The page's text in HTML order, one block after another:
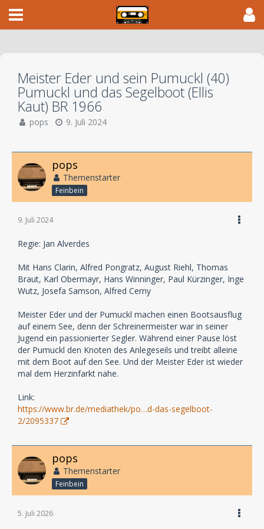
Meister Eder und sein Pumuckl (40)
Pumuckl und das Segelboot (Ellis
Kaut) BR 1966
pops 9. Juli 2024
pops
Themenstarter
Feinbein
9. Juli 2024
Regie: Jan Alverdes
Mit Hans Clarin, Alfred Pongratz, August Riehl, Thomas
Braut, Karl Obermayr, Hans Winninger, Paul Kürzinger, Inge
Wutz, Josefa Samson, Alfred Cerny
Meister Eder und der Pumuckl machen einen Bootsausflug
auf einem See, denn der Schreinermeister war in seiner
Jugend ein passionierter Segler. Während einer Pause löst
der Pumuckl den Knoten des Anlegeseils und treibt alleine
mit dem Boot auf den See. Und der Meister Eder ist wieder
mal dem Herzinfarkt nahe.
Link:
https://www.br.de/mediathek/po…d-das-segelboot-
2/2095337
pops
Themenstarter
Feinbein
5. Juli 2026